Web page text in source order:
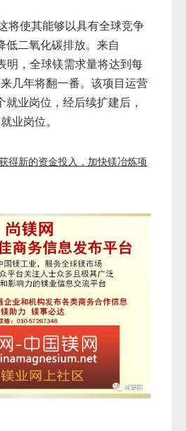
将使其能够以具有全球竞争
低二氧化碳排放。来自
明，全球镁需求量将达到每
几年将翻一番。 该项目运营
就业岗位， 经后续扩建后，
业岗位。
得新的资金投入，加快镁冶炼项